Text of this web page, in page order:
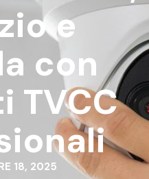
e
con
TVCC
18, 2025